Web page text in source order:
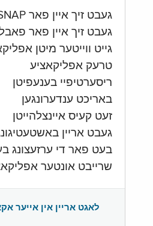
געבט זיך איין פאר SNAP
געבט זיך איין פאר
גייט ווייטער מיטן
טרעק אפליקאציע
ריסערטיפיי בענעפיטן
באריכט ענדערונגען
זעט קעיס איינצלהייטן
געבט אריין
בעט פאר די ערזעצונג
שרייבט אונטער
לאגט אריין אין אייער